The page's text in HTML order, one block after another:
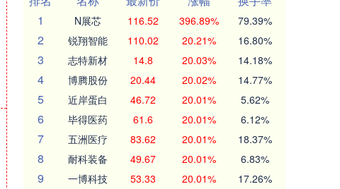
1
N展芯 116.52 396.89% 79.39%
2 锐翔智能 110.02 20.21% 16.80%
3 志特新材 14.8 20.03% 14.18%
4 博腾股份 20.44 20.02% 14.77%
5 近岸蛋白 46.72 20.01% 5.62%
6 毕得医药 61.6 20.01% 6.12%
7 五洲医疗 83.62 20.01% 18.37%
8 耐科装备 49.67 20.01% 6.83%
9 一博科技 53.33 20.01% 17.26%